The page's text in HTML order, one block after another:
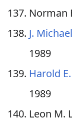
Norman
J.
1989
Harold
1989
Leon M.